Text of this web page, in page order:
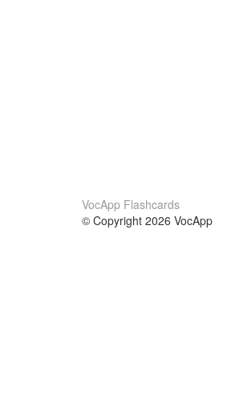
VocApp Flashcards
© Copyright 2026 VocApp